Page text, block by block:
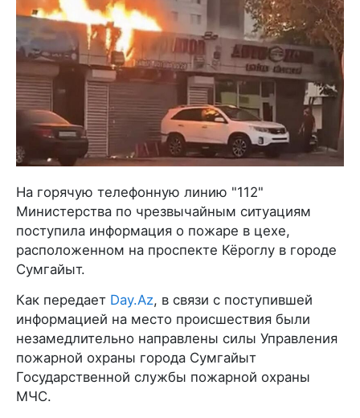
На горячую телефонную линию "112"
Министерства по чрезвычайным ситуациям
поступила информация о пожаре в цехе,
расположенном на проспекте Кёроглу в городе
Сумгайыт.
Как передает Day.Az, в связи с поступившей
информацией на место происшествия были
незамедлительно направлены силы Управления
пожарной охраны города Сумгайыт
Государственной службы пожарной охраны
МЧС.